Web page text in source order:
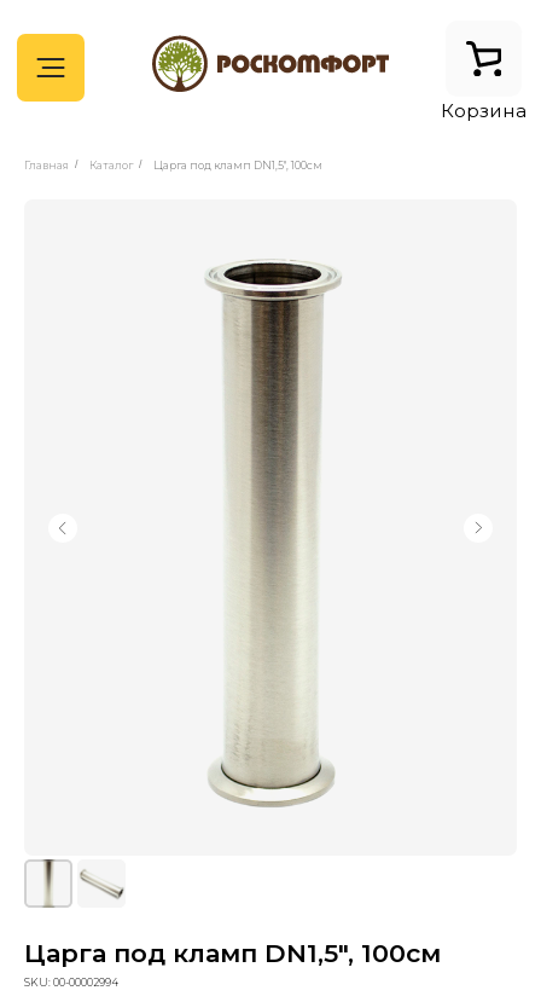
Корзина
Главная / Каталог / Царга под кламп DN1,5", 100см
Царга под кламп DN1,5", 100см
SKU:00-00002994
Сопутствующие товары